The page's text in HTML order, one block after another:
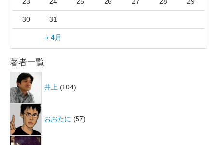
« 4月
30 31
著者一覧
井上 (104)
おおたに (57)